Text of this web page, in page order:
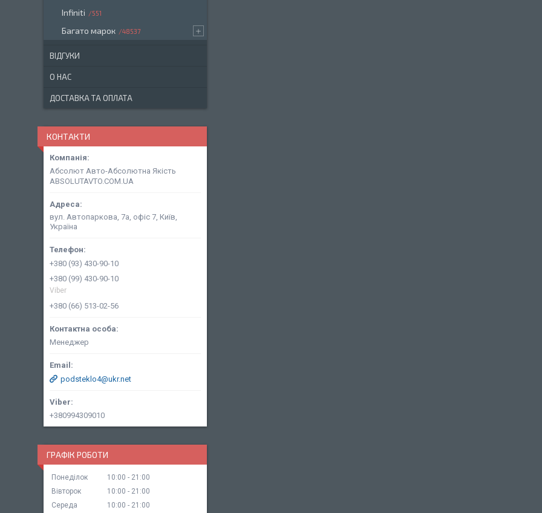
Infiniti 551
Багато марок 48537
ВІДГУКИ
О НАС
ДОСТАВКА ТА ОПЛАТА
КОНТАКТИ
Абсолют Авто-Абсолютна Якість
ABSOLUTAVTO.COM.UA
вул. Автопаркова, 7а, офіс 7, Київ,
Україна
+380 (93) 430-90-10
+380 (99) 430-90-10
Viber
+380 (66) 513-02-56
Менеджер
podsteklo4@ukr.net
+380994309010
ГРАФІК РОБОТИ
Понеділок 10:00
21:00
Вівторок
10:00
21:00
Середа
10:00 21:00